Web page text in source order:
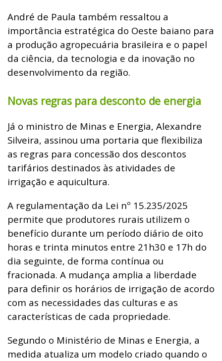
André de Paula também ressaltou a
importância estratégica do Oeste baiano para
a produção agropecuária brasileira e o papel
da ciência, da tecnologia e da inovação no
desenvolvimento da região.
Novas regras para desconto de energia
Já o ministro de Minas e Energia, Alexandre
Silveira, assinou uma portaria que flexibiliza
as regras para concessão dos descontos
tarifários destinados às atividades de
irrigação e aquicultura.
A regulamentação da Lei nº 15.235/2025
permite que produtores rurais utilizem o
benefício durante um período diário de oito
horas e trinta minutos entre 21h30 e 17h do
dia seguinte, de forma contínua ou
fracionada. A mudança amplia a liberdade
para definir os horários de irrigação de acordo
com as necessidades das culturas e as
características de cada propriedade.
Segundo o Ministério de Minas e Energia, a
medida atualiza um modelo criado quando o